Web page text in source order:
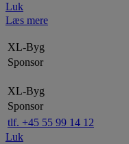
Luk
Læs mere
XL-Byg
Sponsor
XL-Byg
Sponsor
tlf. +45 55 99 14 12
Luk